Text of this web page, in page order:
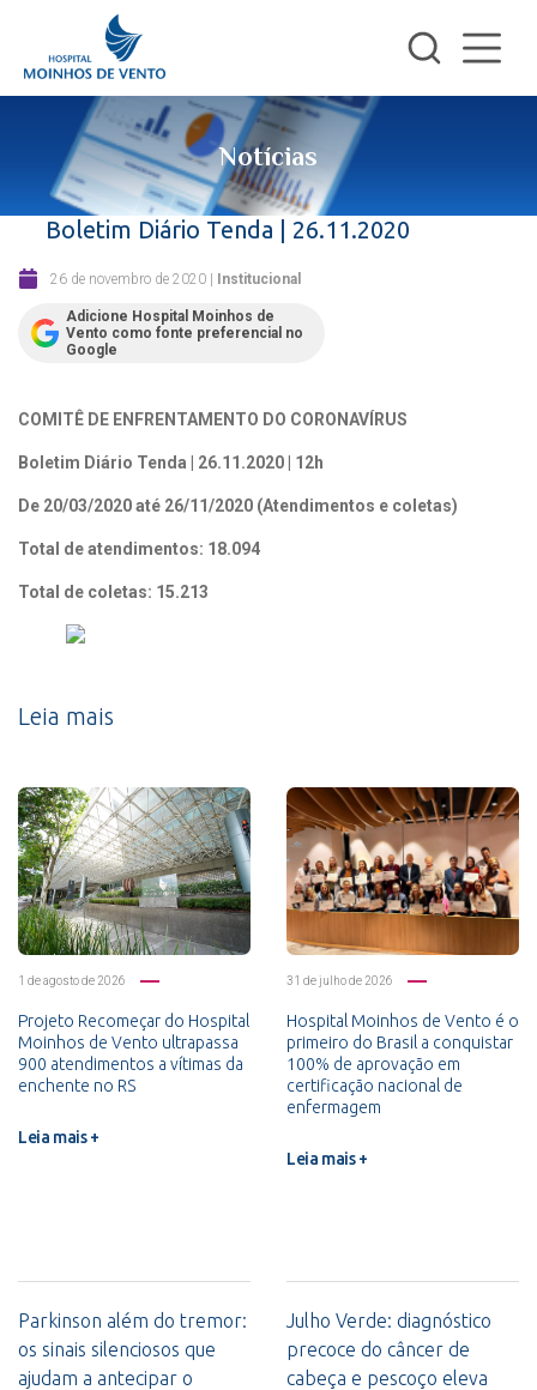
Notícias
Boletim Diário Tenda | 26.11.2020
26 de novembro de 2020 | Institucional
Adicione Hospital Moinhos de
Vento como fonte preferencial no
Google
COMITÊ DE ENFRENTAMENTO DO CORONAVÍRUS
Boletim Diário Tenda | 26.11.2020 | 12h
De 20/03/2020 até 26/11/2020 (Atendimentos e coletas)
Total de atendimentos: 18.094
Total de coletas: 15.213
Leia mais
1 de agosto de 2026
Projeto Recomeçar do Hospital
Moinhos de Vento ultrapassa
900 atendimentos a vítimas da
enchente no RS
Leia mais +
31 de julho de 2026
Hospital Moinhos de Vento é o
primeiro do Brasil a conquistar
100% de aprovação em
certificação nacional de
enfermagem
Leia mais +
Parkinson além do tremor:
os sinais silenciosos que
ajudam a antecipar o
Julho Verde: diagnóstico
precoce do câncer de
cabeça e pescoço eleva